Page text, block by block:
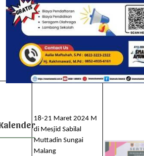
18-21 Maret 2024 M
di Mesjid Sabilal
Muttadin Sungai
Malang
18-21 Maret 2024 M
di Mesjid Sabilal
Muttadin Sungai
Malang